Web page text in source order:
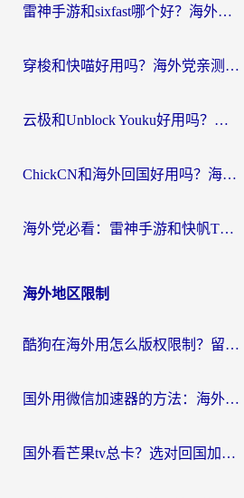
雷神手游和sixfast哪个好？海外党亲测3款回国加速器，教你选对不踩坑
穿梭和快喵好用吗？海外党亲测：小众加速器对比+番茄加速器深度体验
云极和Unblock Youku好用吗？海外党亲测+2026回国加速器避坑指南
ChickCN和海外回国好用吗？海外党2026亲测：从手游到影音，选对加速器的3个关键
海外党必看：雷神手游和快帆TV版好用吗？3步选对回国加速器不踩坑
海外地区限制
酷狗在海外用怎么版权限制？留学生亲测：3步解决听国内音乐难题
国外用微信加速器的方法：海外党无缝连接国内生活的实用指南
国外看芒果tv总卡？选对回国加速器，轻松追《浪姐》不费劲